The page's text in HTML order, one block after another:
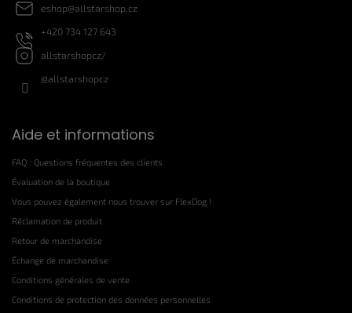
eshop@allstarshop.cz
+420 734 127 643
allstarshopcz/
@allstarshopcz
Aide et informations
FAQ : Questions fréquentes des clients
Évaluation de la boutique
Vous pouvez également nous trouver sur FlexDog !
Réclamation de produit
Retour de marchandise
Échange de marchandise
Conditions générales de vente
Conditions de protection des données personnelles